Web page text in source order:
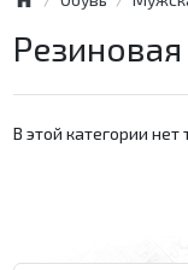
В этой категории нет